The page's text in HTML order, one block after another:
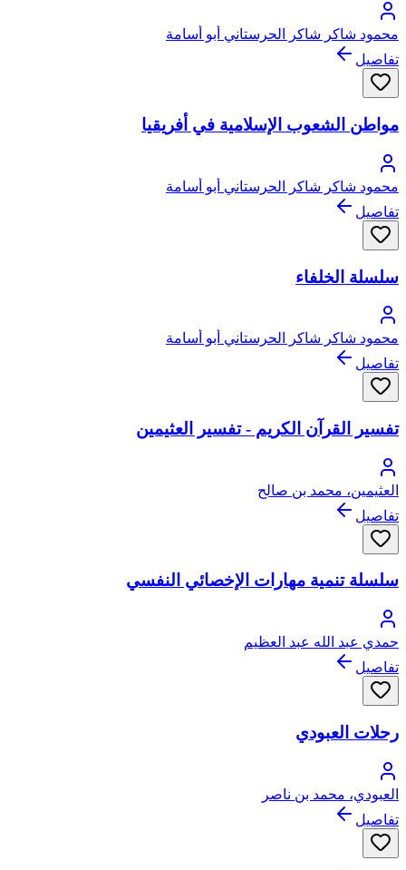
محمود شاكر شاكر الحرستاني أبو أسامة
تفاصيل
مواطن الشعوب الإسلامية في أفريقيا
محمود شاكر شاكر الحرستاني أبو أسامة
تفاصيل
سلسلة الخلفاء
محمود شاكر شاكر الحرستاني أبو أسامة
تفاصيل
تفسير القرآن الكريم - تفسير العثيمين
العثيمين، محمد بن صالح
تفاصيل
سلسلة تنمية مهارات الإخصائي النفسي
حمدي عبد الله عبد العظيم
تفاصيل
رحلات العبودي
العبودي، محمد بن ناصر
تفاصيل